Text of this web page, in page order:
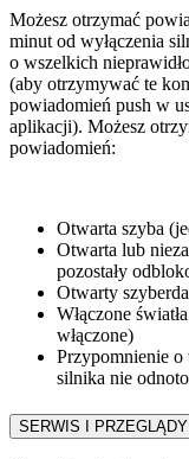
Możesz otrzymać
minut od wyłączenia
o wszelkich
(aby otrzymywać te
powiadomień push w
aplikacji). Możesz
powiadomień:
Otwarta szyba
Otwarta lub
pozostały
Otwarty
Włączone
włączone)
Przypomnienie o
silnika nie
SERWIS I PRZEGLĄDY​